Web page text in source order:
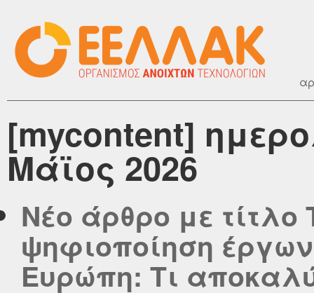
[mycontent]
Μάϊος 2026
Νέο άρθρο με
ψηφιοποίηση
Ευρώπη: Τι